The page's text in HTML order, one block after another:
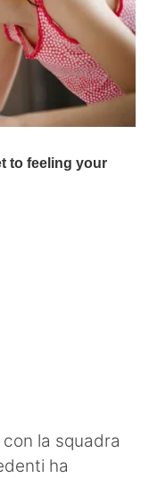
con la squadra
ha